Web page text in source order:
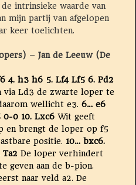
intrinsieke waarde van
mijn partij van afgelopen
keer toelichten.
– Jan de Leeuw (De
4. h3 h6 5. Lf4 Lf5 6. Pd2
via Ld3 de zwarte loper te
wellicht e3. 6… e6
0-0 10. Lxc6 Wit geeft
en brengt de loper op f5
positie. 10… bxc6.
Ta2 De loper verhindert
geven aan de b-pion.
naar veld a2. De